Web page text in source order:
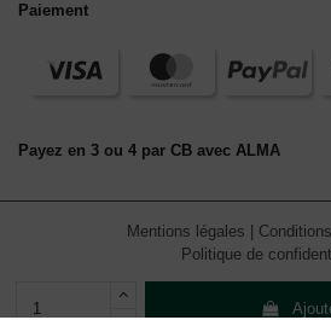
Paiement
Payez en 3 ou 4 par CB avec ALMA
Mentions légales |
Politique de